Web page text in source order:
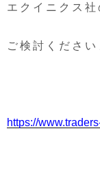
エクイニクス
ご検討くださ
https://